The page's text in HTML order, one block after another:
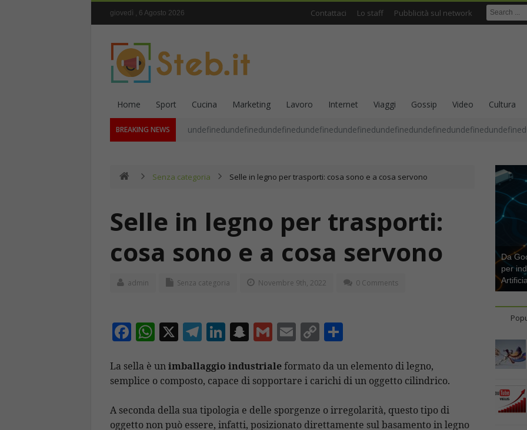
giovedì , 6 Agosto 2026 Contattaci Lo staff Pubblicità sul network
Home Sport Cucina Marketing Lavoro Internet Viaggi Gossip Video Cultura
BREAKING NEWS
Senza categoria Selle in legno per trasporti: cosa sono e a cosa servono
Selle in legno per trasporti:
cosa sono e a cosa servono
admin Senza categoria Novembre 9th, 2022 0 Comments
F
e
b
o
W
at
s
A
X T
e
gr
a
Li
k
e
dI
S
a
p
c
G
ai
l
E
ai
l
C
p
y
Li
n
di
vi
La sella è unimballaggio industrialeformato da un elemento di legno,
semplice o composto, capace di sopportare i carichi di un oggetto cilindrico.
A seconda della sua tipologia e delle sporgenze o irregolarità, questo tipo di
oggetto non può essere, infatti, posizionato direttamente sul basamento in legno
Da
per